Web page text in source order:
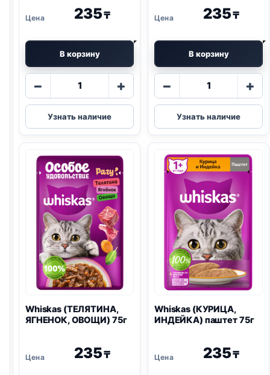
235₸
В корзину
−
Количество
Whiskas
(КОТЯТА,
КУРИЦА)
75г
+
Узнать наличие
235₸
В корзину
−
Количество
Whiskas
(ГОВЯДИНА,
ПЕЧЕНЬ)
75г
+
Узнать наличие
Whiskas (ТЕЛЯТИНА,
ЯГНЕНОК, ОВОЩИ) 75г
235₸
Whiskas (КУРИЦА,
ИНДЕЙКА) паштет 75г
235₸